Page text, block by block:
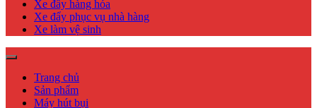
Xe đẩy hàng hóa
Xe đẩy phục vụ nhà hàng
Xe làm vệ sinh
Trang chủ
Sản phẩm
Máy hút bụi